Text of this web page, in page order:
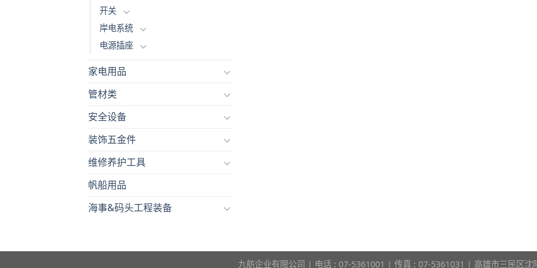
开关
岸电系统
电源插座
家电用品
管材类
安全设备
装饰五金件
维修养护工具
帆船用品
海事&码头工程装备
九舫企业有限公司 | 电话 : 07-5361001 | 传真 : 07-5361031 | 高雄市三民区沈